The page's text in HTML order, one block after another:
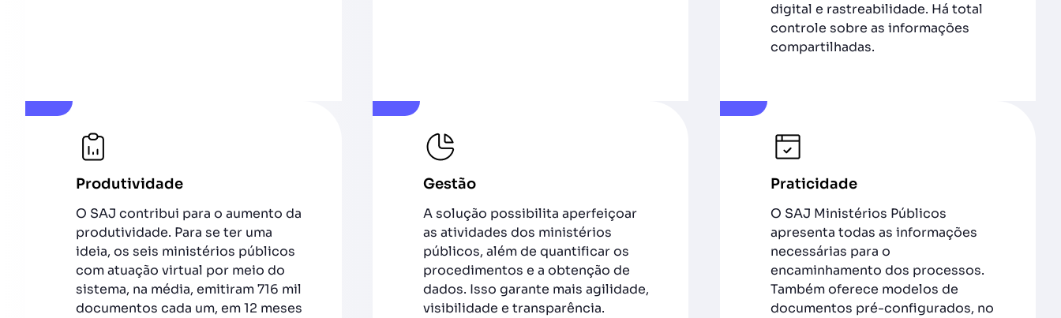
digital e rastreabilidade. Há total
controle sobre as informações
compartilhadas.
Produtividade
O SAJ contribui para o aumento da
produtividade. Para se ter uma
ideia, os seis ministérios públicos
com atuação virtual por meio do
sistema, na média, emitiram 716 mil
documentos cada um, em 12 meses
Gestão
A solução possibilita aperfeiçoar
as atividades dos ministérios
públicos, além de quantificar os
procedimentos e a obtenção de
dados. Isso garante mais agilidade,
visibilidade e transparência.
Praticidade
O SAJ Ministérios Públicos
apresenta todas as informações
necessárias para o
encaminhamento dos processos.
Também oferece modelos de
documentos pré-configurados, no